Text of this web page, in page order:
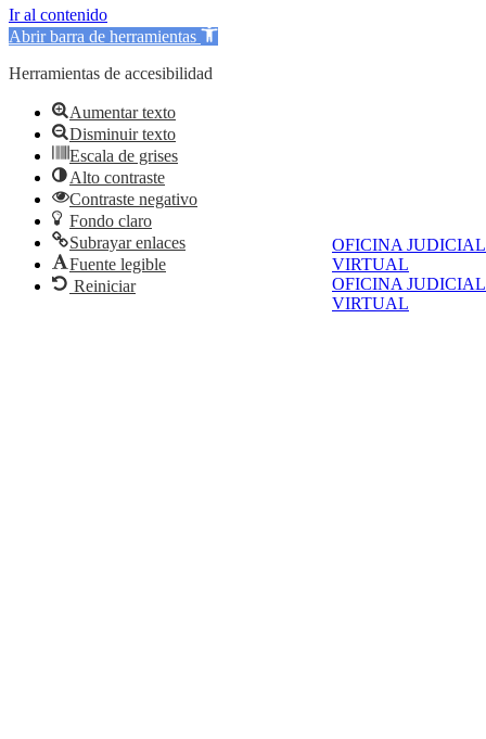
OFICINA JUDICIAL
VIRTUAL
OFICINA JUDICIAL
VIRTUAL
Ir al contenido
Abrir barra de herramientas
Herramientas de accesibilidad
Aumentar texto
Disminuir texto
Escala de grises
Alto contraste
Contraste negativo
Fondo claro
Subrayar enlaces
Fuente legible
Reiniciar